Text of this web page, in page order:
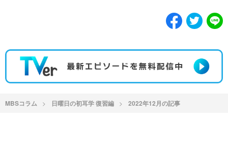
MBSコラム 日曜日の初耳学 復習編 2022年12月の記事